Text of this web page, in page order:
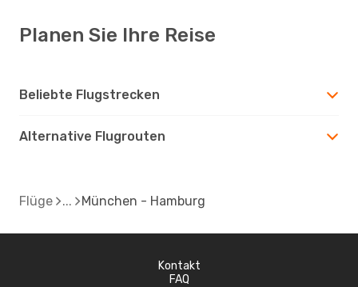
Planen Sie Ihre Reise
Beliebte Flugstrecken
Alternative Flugrouten
Flüge München - Hamburg
Kontakt
FAQ